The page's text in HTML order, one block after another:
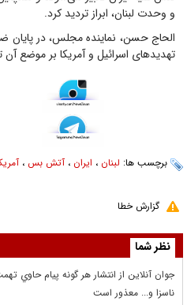
و وحدت لبنان، ابراز تردید کرد.
الحاج حسن، نماینده مجلس، در پایان
تهدید‌های اسرائیل و آمریکا بر موضع
برچسب ها: لبنان ، ایران ، آتش بس ،
گزارش خطا
نظر شما
جوان آنلاين از انتشار هر گونه پيام حاوي
ناسزا و... معذور است